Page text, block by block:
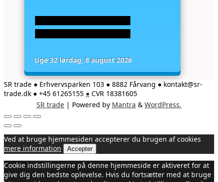
Uge 32 lørdag, 8 august 2026
SR trade ● Erhvervsparken 103 ● 8882 Fårvang ● kontakt@sr-
trade.dk ● +45 61265155 ● CVR 18381605
SR trade | Powered by Mantra & WordPress.
Ved at bruge hjemmesiden accepterer du brugen af cookies
mere information
Accepter
Cookie indstillingerne på denne hjemmeside er aktiveret for at
give dig den bedste oplevelse. Hvis du fortsætter med at bruge